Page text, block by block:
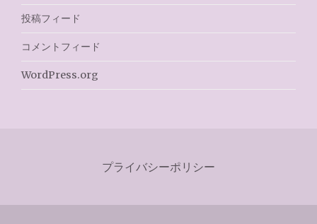
投稿フィード
コメントフィード
WordPress.org
プライバシーポリシー